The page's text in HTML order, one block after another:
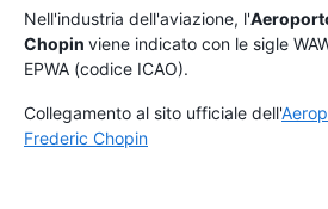
Nell'industria dell'aviazione, l'
Chopin viene indicato con le sigle
EPWA (codice ICAO).
Collegamento al sito ufficiale dell'
Frederic Chopin